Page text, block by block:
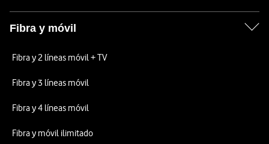
Fibra y móvil
Fibra y 2 líneas móvil + TV
Fibra y 3 líneas móvil
Fibra y 4 líneas móvil
Fibra y móvil ilimitado